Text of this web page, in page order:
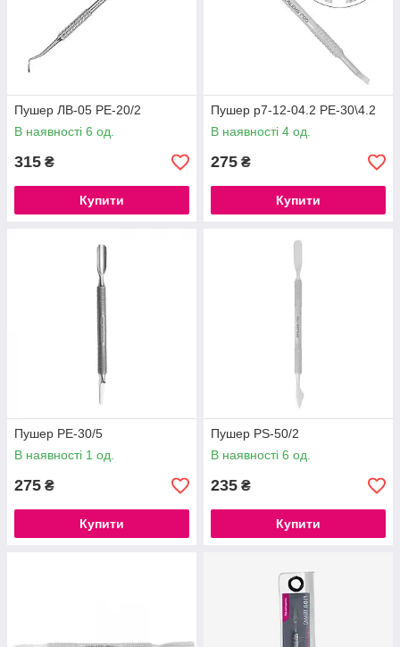
Пушер ЛВ-05 PE-20/2
В наявності 6 од.
315 ₴
Купити
Пушер р7-12-04.2 PE-30\4.2
В наявності 4 од.
275 ₴
Купити
Пушер PE-30/5
В наявності 1 од.
275 ₴
Купити
Пушер PS-50/2
В наявності 6 од.
235 ₴
Купити